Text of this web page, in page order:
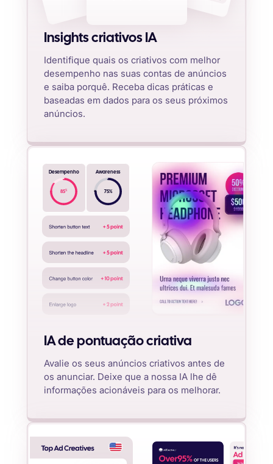
Insights criativos IA
Identifique quais os criativos com melhor
desempenho nas suas contas de anúncios
e saiba porquê. Receba dicas práticas e
baseadas em dados para os seus próximos
anúncios.
Desempenho
85%
Awareness
75%
IA de pontuação criativa
Avalie os seus anúncios criativos antes de
os anunciar. Deixe que a nossa IA lhe dê
informações acionáveis para os melhorar.